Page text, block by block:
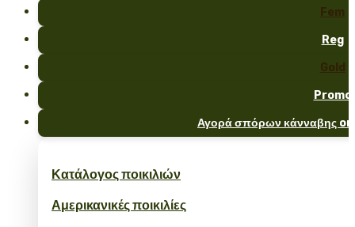
Fem
Reg
Gold
Promo
Αγορά σπόρων κάνναβης
Κατάλογος ποικιλιών
Αμερικανικές ποικιλίες